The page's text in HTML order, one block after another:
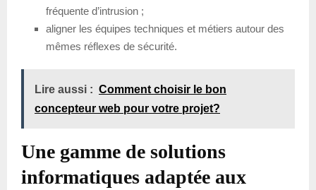
fréquente d’intrusion ;
aligner les équipes techniques et métiers autour des
mêmes réflexes de sécurité.
Lire aussi : Comment choisir le bon
concepteur web pour votre projet?
Une gamme de solutions
informatiques adaptée aux